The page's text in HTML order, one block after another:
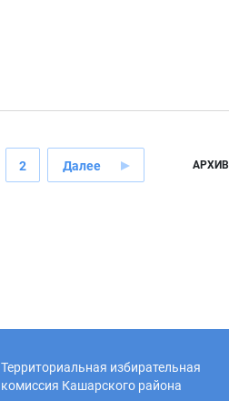
2 Далее АРХИВ
Территориальная избирательная
комиссия Кашарского района